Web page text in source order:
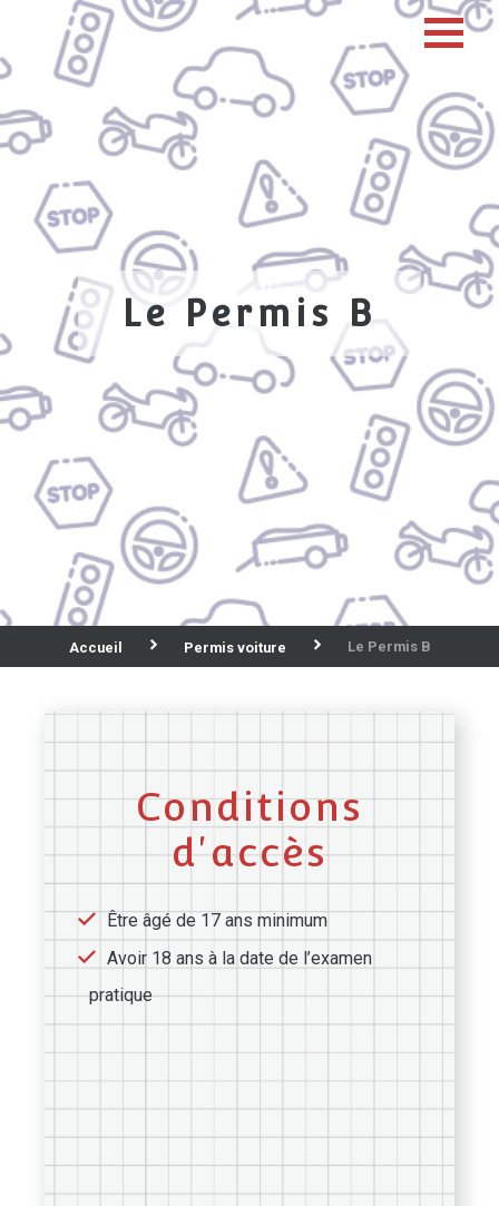
Le Permis B
Accueil Permis voiture Le Permis B
Conditions
d'accès
Être âgé de 17 ans minimum
Avoir 18 ans à la date de l’examen
pratique